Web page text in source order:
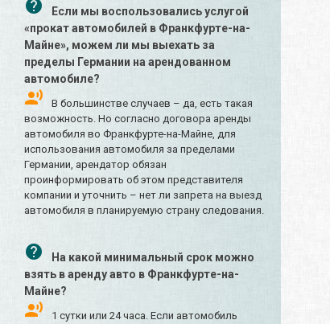
Если мы воспользовались услугой
«прокат автомобилей в Франкфурте-на-
Майне», можем ли мы выехать за
пределы Германии на арендованном
автомобиле?
В большинстве случаев – да, есть такая
возможность. Но согласно договора аренды
автомобиля во Франкфурте-на-Майне, для
использования автомобиля за пределами
Германии, арендатор обязан
проинформировать об этом представителя
компании и уточнить – нет ли запрета на выезд
автомобиля в планируемую страну следования.
На какой минимальный срок можно
взять в аренду авто в Франкфурте-на-
Майне?
1 сутки или 24 часа. Если автомобиль